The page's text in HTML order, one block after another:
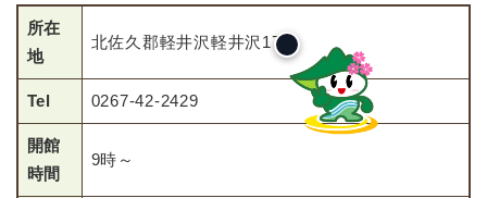
所在
地
北佐久郡軽井沢軽井沢179
Tel 0267-42-2429
開館
時間
9時～